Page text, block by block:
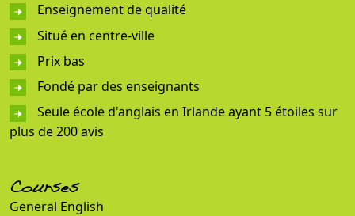
Enseignement de qualité
Situé en centre-ville
Prix bas
Fondé par des enseignants
Seule école d'anglais en Irlande ayant 5 étoiles sur
plus de 200 avis
Courses
General English